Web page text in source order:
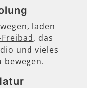
laden
, das
und vieles
bewegen.